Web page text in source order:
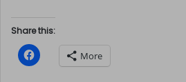
Share this:
C
l More